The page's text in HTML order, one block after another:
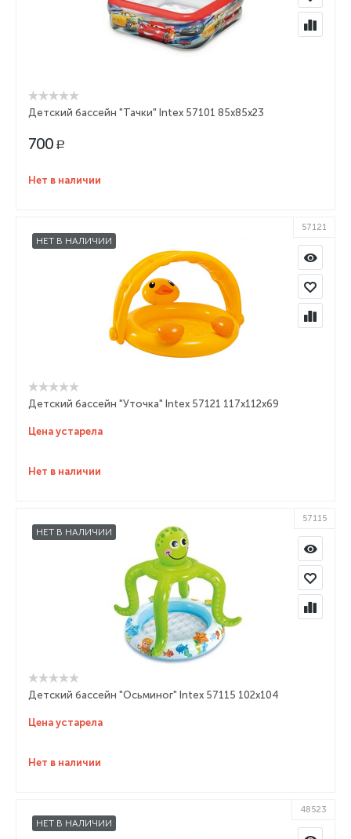
Детский бассейн "Тачки" Intex 57101 85х85х23
700 Р
Нет в наличии
НЕТ В НАЛИЧИИ
57121
Детский бассейн "Уточка" Intex 57121 117х112х69
Цена устарела
Нет в наличии
НЕТ В НАЛИЧИИ
57115
Детский бассейн "Осьминог" Intex 57115 102x104
Цена устарела
Нет в наличии
НЕТ В НАЛИЧИИ
48523